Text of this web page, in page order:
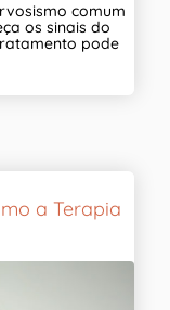
comum
os sinais do
pode
a Terapia